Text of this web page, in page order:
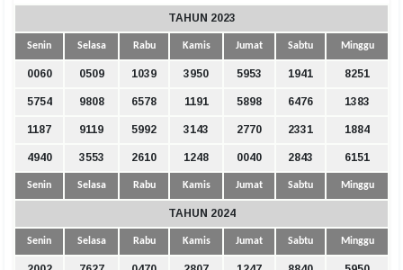
TAHUN 2023
Senin Selasa Rabu Kamis Jumat Sabtu Minggu
0060 0509 1039 3950 5953 1941 8251
5754 9808 6578 1191 5898 6476 1383
1187 9119 5992 3143 2770 2331 1884
4940 3553 2610 1248 0040 2843 6151
Senin Selasa Rabu Kamis Jumat Sabtu Minggu
TAHUN 2024
Senin Selasa Rabu Kamis Jumat Sabtu Minggu